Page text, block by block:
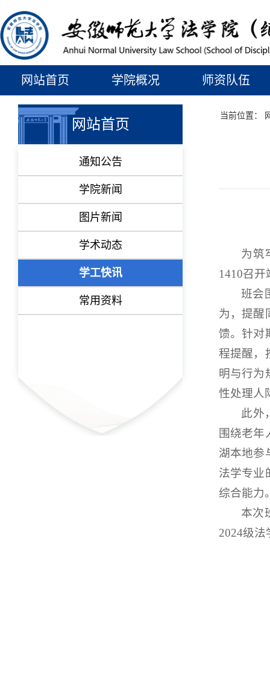
网站首页 学院概况 师资队伍
网站首页
通知公告
学院新闻
图片新闻
学术动态
学工快讯
常用资料
当前位置：
为筑
1410召
班会
为，提醒
馈。针对
程提醒，
明与行为
性处理人
此外
围绕老年
湖本地参
法学专业
综合能力
本次
2024级